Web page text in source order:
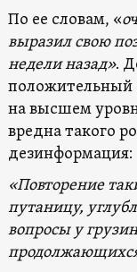
По ее словам, «
выразил свою
недели назад».
положительный
на высшем
вредна такого
дезинформация:
«Повторение
путаницу,
вопросы у